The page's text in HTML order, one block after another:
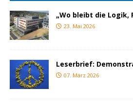
„Wo bleibt die Logik,
23. Mai 2026
Leserbrief:
07. März 2026